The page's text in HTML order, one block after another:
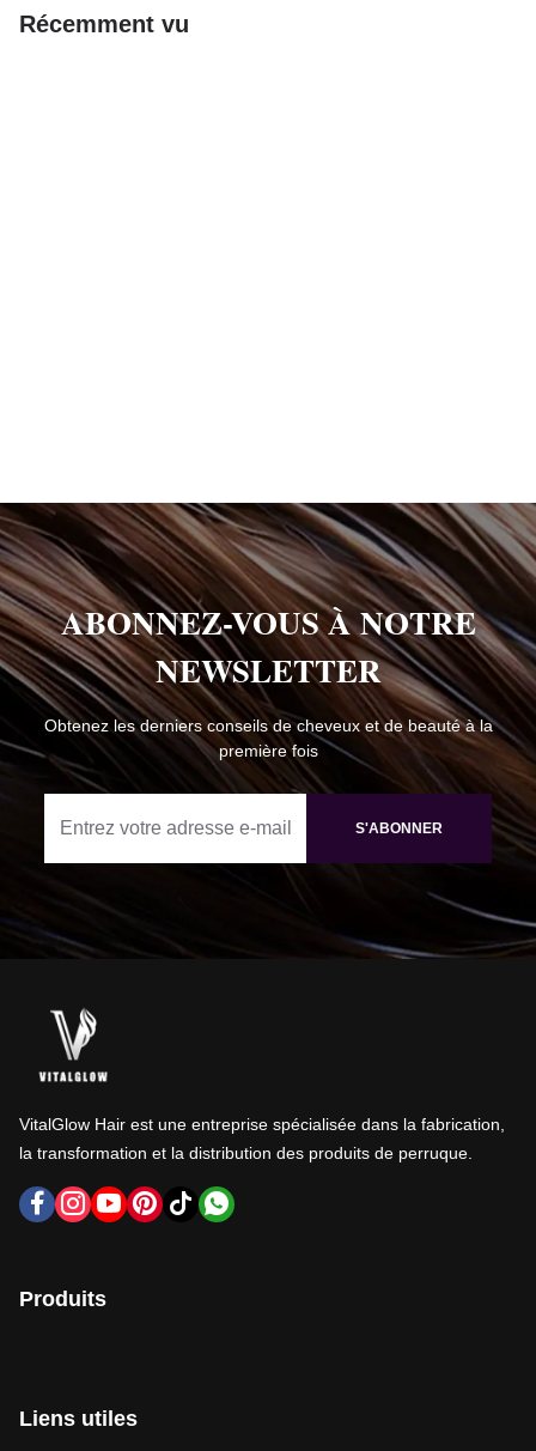
Récemment vu
ABONNEZ-VOUS À NOTRE
NEWSLETTER
Obtenez les derniers conseils de cheveux et de beauté à la
première fois
S'ABONNER
VitalGlow Hair est une entreprise spécialisée dans la fabrication,
la transformation et la distribution des produits de perruque.
Produits
Liens utiles